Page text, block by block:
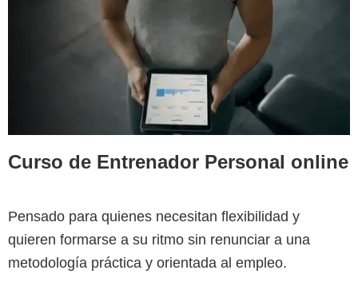
Curso de Entrenador Personal online
Pensado para quienes necesitan flexibilidad y
quieren formarse a su ritmo sin renunciar a una
metodología práctica y orientada al empleo.